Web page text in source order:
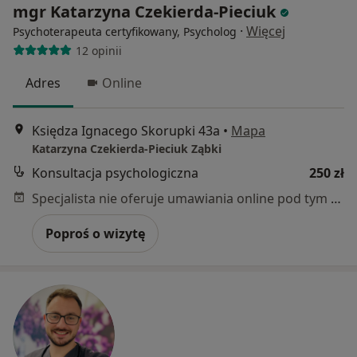
mgr Katarzyna Czekierda-Pieciuk
Psychoterapeuta certyfikowany, Psycholog · Więcej
12 opinii
Adres Online
Księdza Ignacego Skorupki 43a • Mapa
Katarzyna Czekierda-Pieciuk Ząbki
Konsultacja psychologiczna
250 zł
Specjalista nie oferuje umawiania online pod tym adresem.
Poproś o wizytę